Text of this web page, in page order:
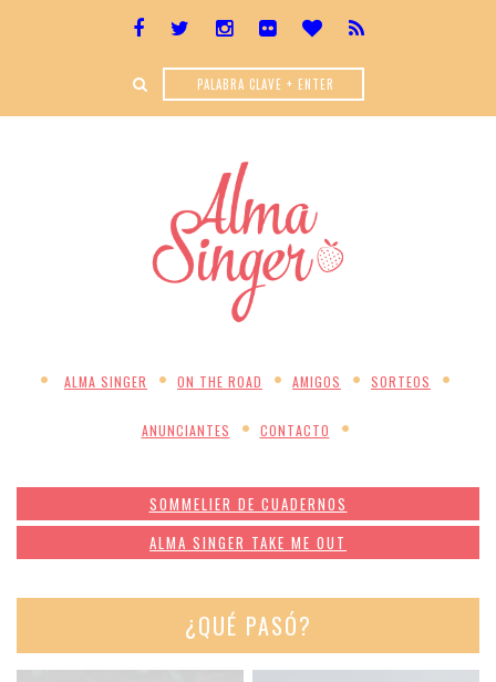
ALMA SINGER ON THE ROAD AMIGOS SORTEOS
ANUNCIANTES CONTACTO
SOMMELIER DE CUADERNOS
ALMA SINGER TAKE ME OUT
¿QUÉ PASÓ?